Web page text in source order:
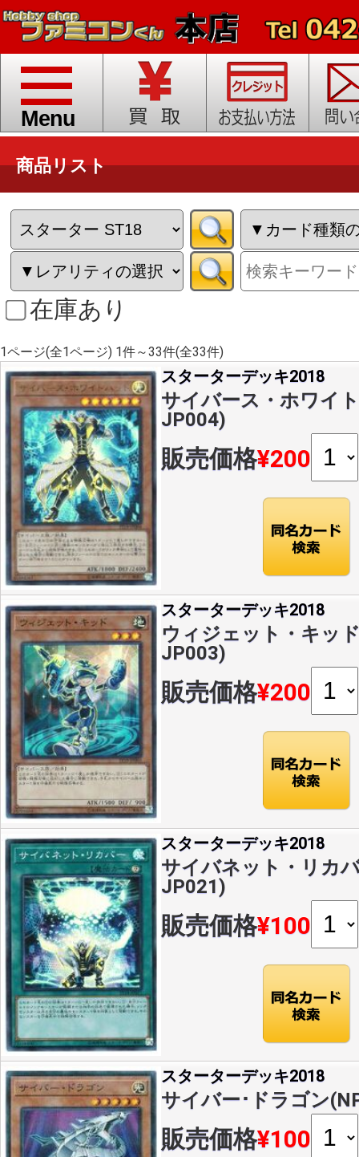
toggle
navigation
Menu
商品リスト
在庫あり
1ページ(全1ページ) 1件～33件(全33件)
スターターデッキ2018
サイバース・ホワイ
JP004)
販売価格¥200
スターターデッキ2018
ウィジェット・キッ
JP003)
販売価格¥200
スターターデッキ2018
サイバネット・リカ
JP021)
販売価格¥100
スターターデッキ2018
サイバー･ドラゴン
販売価格¥100